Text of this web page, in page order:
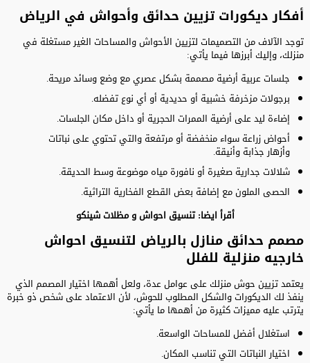
أفكار ديكورات تزيين حدائق وأحواش في الرياض
توجد الآلاف من التصميمات لتزيين الأحواش والمساحات الغير مستغلة في
منزلك، وإليك أبرزها فيما يأتي:
جلسات عربية أرضية مصممة بشكل عصري مع وضع وسائد مريحة.
برجولات مزخرفة خشبية أو حديدية أو أي نوع تفضله.
إضاءة ليد على أرضية الممرات الحجرية أو داخل مكان الجلسات.
أحواض زراعة سواء منخفضة أو مرتفعة والتي تحتوي على نباتات
وأزهار جذابة وأنيقة.
شلالات جدارية صغيرة أو نافورة مياه موضوعة وسط الحديقة.
الحصى الملون مع إضافة بعض القطع الفخارية التراثية.
أقرأ ايضا:تنسيق احواشومظلات شينكو
مصمم حدائق منازل بالرياض لتنسيق احواش
خارجيه منزلية للفلل
يعتمد تزيين حوش منزلك على عوامل عدة، ولعل أهمها اختيار المصمم الذي
ينفذ لك الديكورات والشكل المطلوب للحوش، لأن الاعتماد على شخص ذو خبرة
يترتب عليه مميزات كثيرة من أهمها ما يأتي:
استغلال أفضل للمساحات الواسعة.
اختيار النباتات التي تناسب المكان.